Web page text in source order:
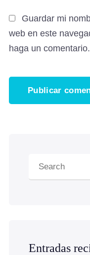
Guardar mi
web en este
haga un comentario.
Entradas